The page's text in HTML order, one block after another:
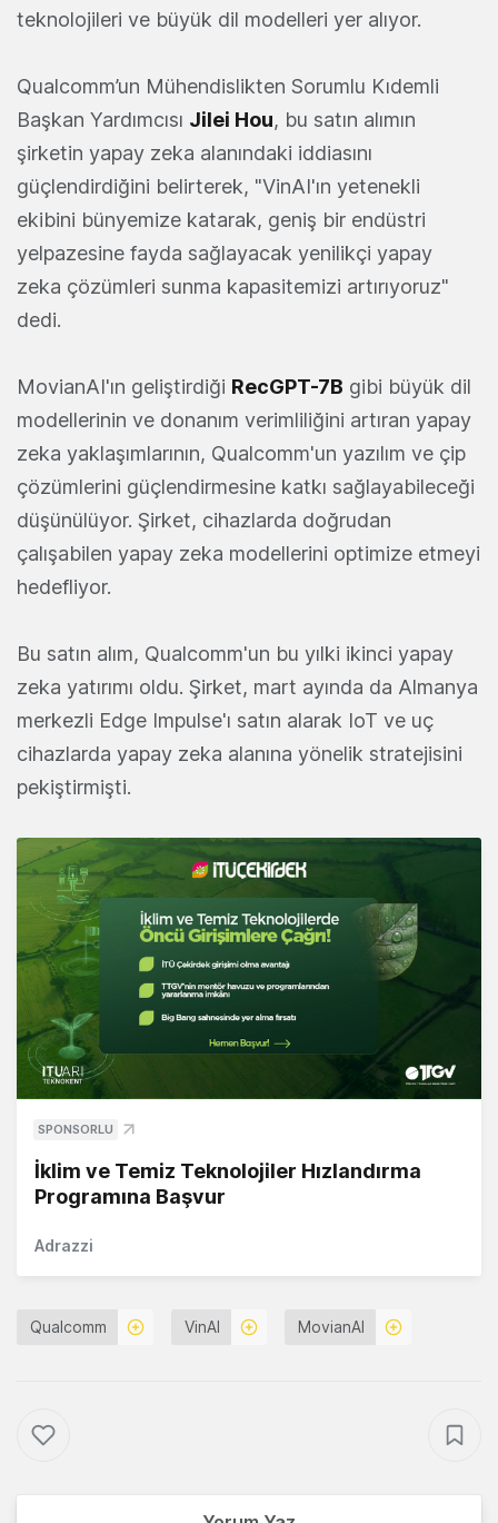
teknolojileri ve büyük dil modelleri yer alıyor.
Qualcomm’un Mühendislikten Sorumlu Kıdemli
Başkan Yardımcısı Jilei Hou, bu satın alımın
şirketin yapay zeka alanındaki iddiasını
güçlendirdiğini belirterek, "VinAI'ın yetenekli
ekibini bünyemize katarak, geniş bir endüstri
yelpazesine fayda sağlayacak yenilikçi yapay
zeka çözümleri sunma kapasitemizi artırıyoruz"
dedi.
MovianAI'ın geliştirdiği RecGPT-7B gibi büyük dil
modellerinin ve donanım verimliliğini artıran yapay
zeka yaklaşımlarının, Qualcomm'un yazılım ve çip
çözümlerini güçlendirmesine katkı sağlayabileceği
düşünülüyor. Şirket, cihazlarda doğrudan
çalışabilen yapay zeka modellerini optimize etmeyi
hedefliyor.
Bu satın alım, Qualcomm'un bu yılki ikinci yapay
zeka yatırımı oldu. Şirket, mart ayında da Almanya
merkezli Edge Impulse'ı satın alarak IoT ve uç
cihazlarda yapay zeka alanına yönelik stratejisini
pekiştirmişti.
SPONSORLU
İklim ve Temiz Teknolojiler Hızlandırma
Programına Başvur
Adrazzi
Qualcomm VinAI MovianAI